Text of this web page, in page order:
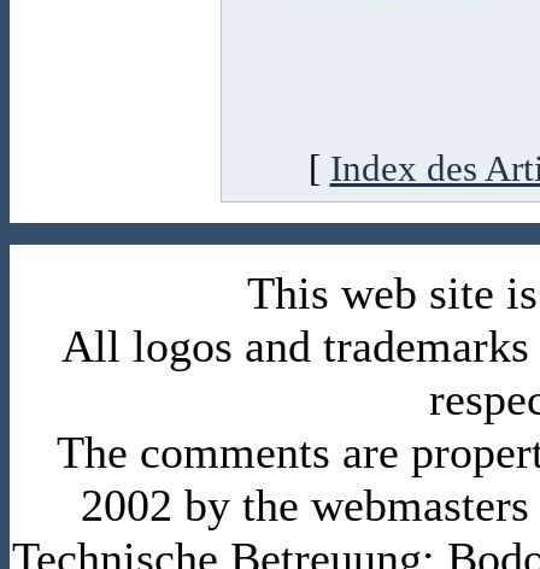
[ Index des
This web site
All logos and
The comments are
2002 by the
Technische Betreuung: